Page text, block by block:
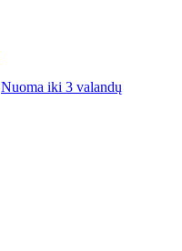
Nuoma iki 3 valandų